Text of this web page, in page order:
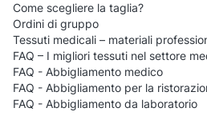
beverage che
eleganza.
Quali bracciali puoi
categoria?
Come scegliere la taglia?
Ordini di gruppo
Tessuti medicali – materiali
FAQ – I migliori tessuti nel settore
FAQ - Abbigliamento medico
FAQ - Abbigliamento per la
FAQ - Abbigliamento da laboratorio